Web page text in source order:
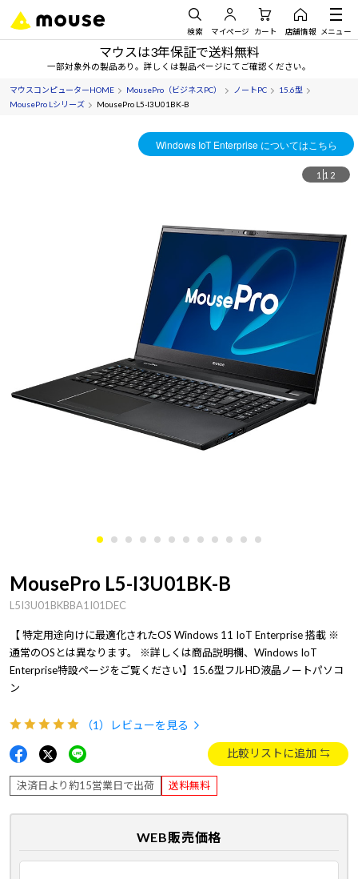
検索 マイページ カート 店舗情報 メニュー
マウスは3年保証で送料無料
一部対象外の製品あり。詳しくは製品ページにてご確認ください。
マウスコンピューターHOME MousePro（ビジネスPC） ノートPC
15.6型
MousePro Lシリーズ
MousePro L5-I3U01BK-B
1 12
MousePro L5-I3U01BK-B
L5I3U01BKBBA1I01DEC
【 特定用途向けに最適化されたOS Windows 11 IoT Enterprise 搭載 ※
通常のOSとは異なります。 ※詳しくは商品説明欄、Windows IoT
Enterprise特設ページをご覧ください】15.6型フルHD液晶ノートパソコ
ン
（1） レビューを見る
比較リストに追加
決済日より約15営業日で出荷 送料無料
WEB販売価格